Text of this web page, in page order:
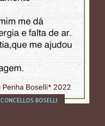
BOSELLI